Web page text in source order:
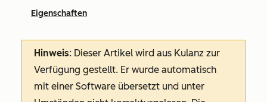
Eigenschaften
Hinweis: Dieser Artikel wird aus Kulanz zur
Verfügung gestellt. Er wurde automatisch
mit einer Software übersetzt und unter